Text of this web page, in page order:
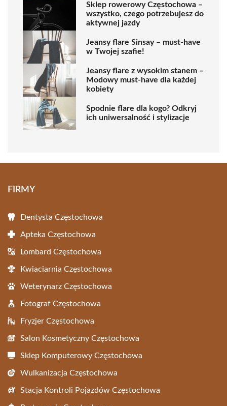
Sklep rowerowy Częstochowa –
wszystko, czego potrzebujesz do
aktywnej jazdy
Jeansy flare Sinsay – must-have
w Twojej szafie!
Jeansy flare z wysokim stanem –
Modowy must-have dla każdej
kobiety
Spodnie flare dla kogo? Odkryj
ich uniwersalność i stylizacje
FIRMY
Dentysta Częstochowa
Apteka Częstochowa
Lombard Częstochowa
Kwiaciarnia Częstochowa
Weterynarz Częstochowa
Fotograf Częstochowa
Fryzjer Częstochowa
Salon Kosmetyczny Częstochowa
Sklep Komputerowy Częstochowa
Wulkanizacja Częstochowa
Stacja Kontroli Pojazdów Częstochowa